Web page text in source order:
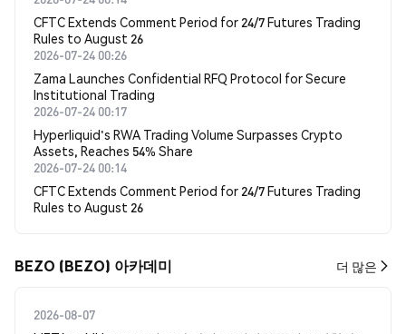
CFTC Extends Comment Period for 24/7 Futures Trading
Rules to August 26
2026-07-24 00:26
Zama Launches Confidential RFQ Protocol for Secure
Institutional Trading
2026-07-24 00:17
Hyperliquid's RWA Trading Volume Surpasses Crypto
Assets, Reaches 54% Share
2026-07-24 00:14
CFTC Extends Comment Period for 24/7 Futures Trading
Rules to August 26
BEZO (BEZO) 아카데미 더 많은
2026-08-07